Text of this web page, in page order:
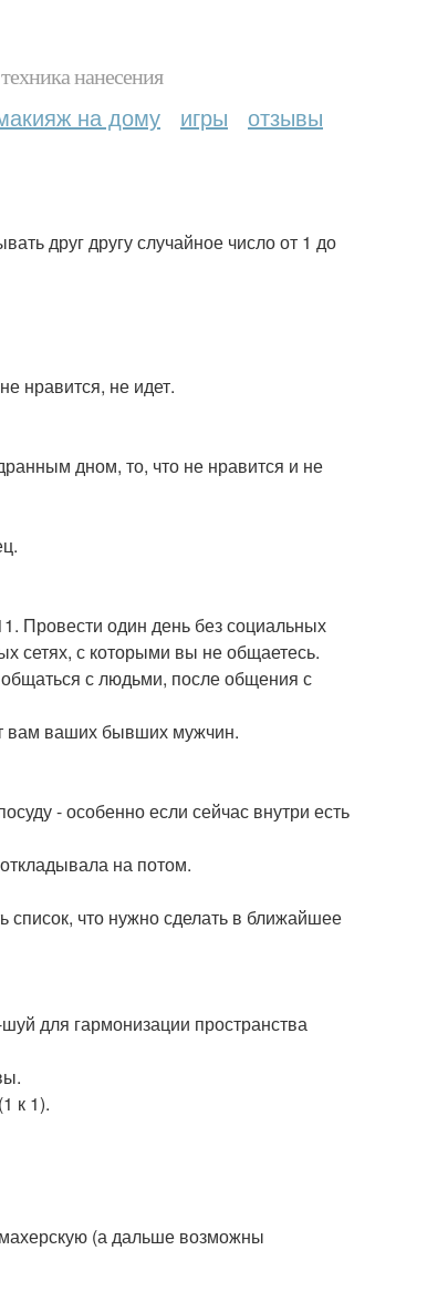
нанесения
на дому игры отзывы
друг другу случайное число от 1 до
нравится, не идет.
дном, то, что не нравится и не
Провести один день без социальных
сетях, с которыми вы не общаетесь.
общаться с людьми, после общения с
вам ваших бывших мужчин.
- особенно если сейчас внутри есть
на потом.
список, что нужно сделать в ближайшее
для гармонизации пространства
к 1).
(а дальше возможны